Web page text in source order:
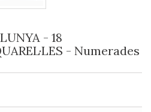
- 18
- Numerades